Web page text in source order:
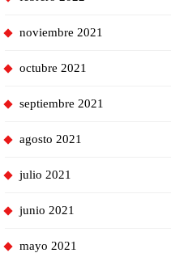
noviembre 2021
octubre 2021
septiembre 2021
agosto 2021
julio 2021
junio 2021
mayo 2021